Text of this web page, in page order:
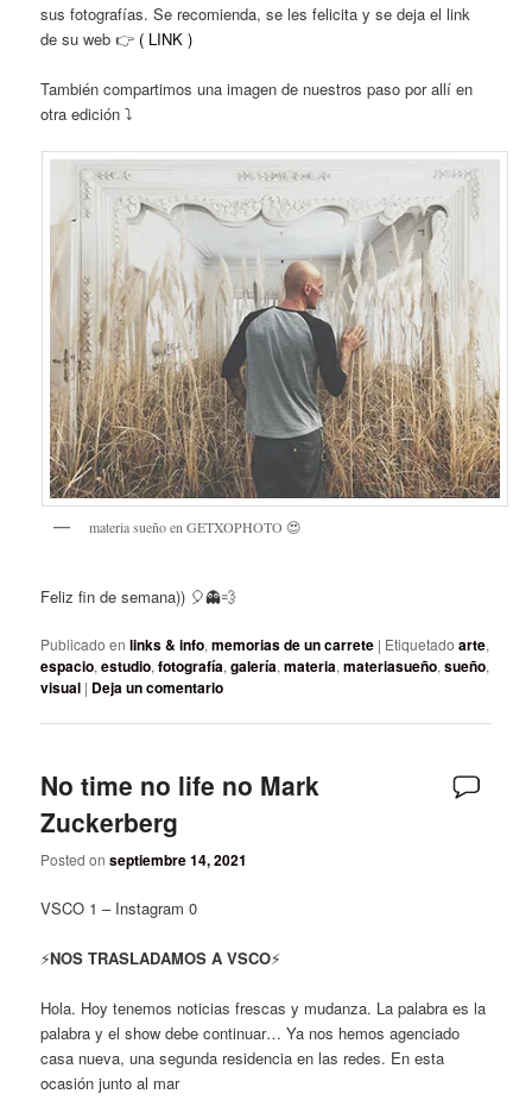
sus fotografías. Se recomienda, se les felicita y se deja el link
de su web 👉 ( LINK )
También compartimos una imagen de nuestros paso por allí en
otra edición ⤵️
materia sueño en GETXOPHOTO 😍
Feliz fin de semana)) 🎈👻💨
Publicado en links & info,memorias de un carrete | Etiquetado arte,
espacio,estudio,fotografía,galería,materia,materiasueño,sueño,
visual | Deja un comentario
No time no life no Mark
Zuckerberg
Posted onseptiembre 14, 2021
VSCO 1 – Instagram 0
⚡️NOS TRASLADAMOS A VSCO⚡️
Hola. Hoy tenemos noticias frescas y mudanza. La palabra es la
palabra y el show debe continuar… Ya nos hemos agenciado
casa nueva, una segunda residencia en las redes. En esta
ocasión junto al mar